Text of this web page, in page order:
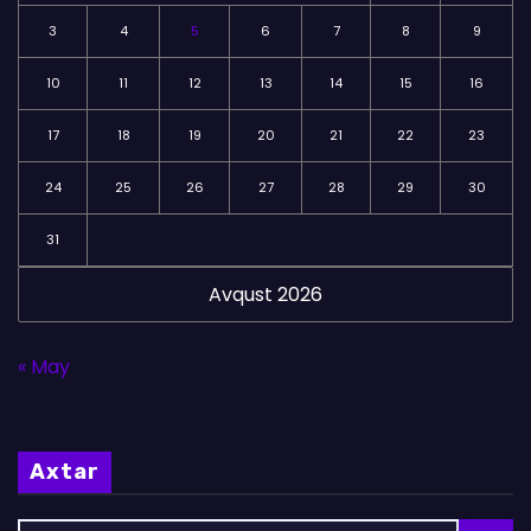
Avqust 2026
3 4 5 6 7 8 9
10 11 12 13 14 15 16
17 18 19 20 21 22 23
24 25 26 27 28 29 30
31
« May
Axtar